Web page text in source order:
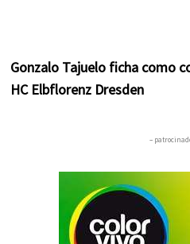
Gonzalo Tajuelo ficha como
HC Elbflorenz Dresden
–